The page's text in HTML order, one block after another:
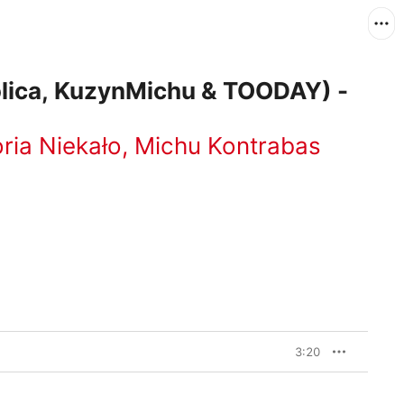
KuzynMichu & TOODAY) -
Niekało, Michu Kontrabas
3:20